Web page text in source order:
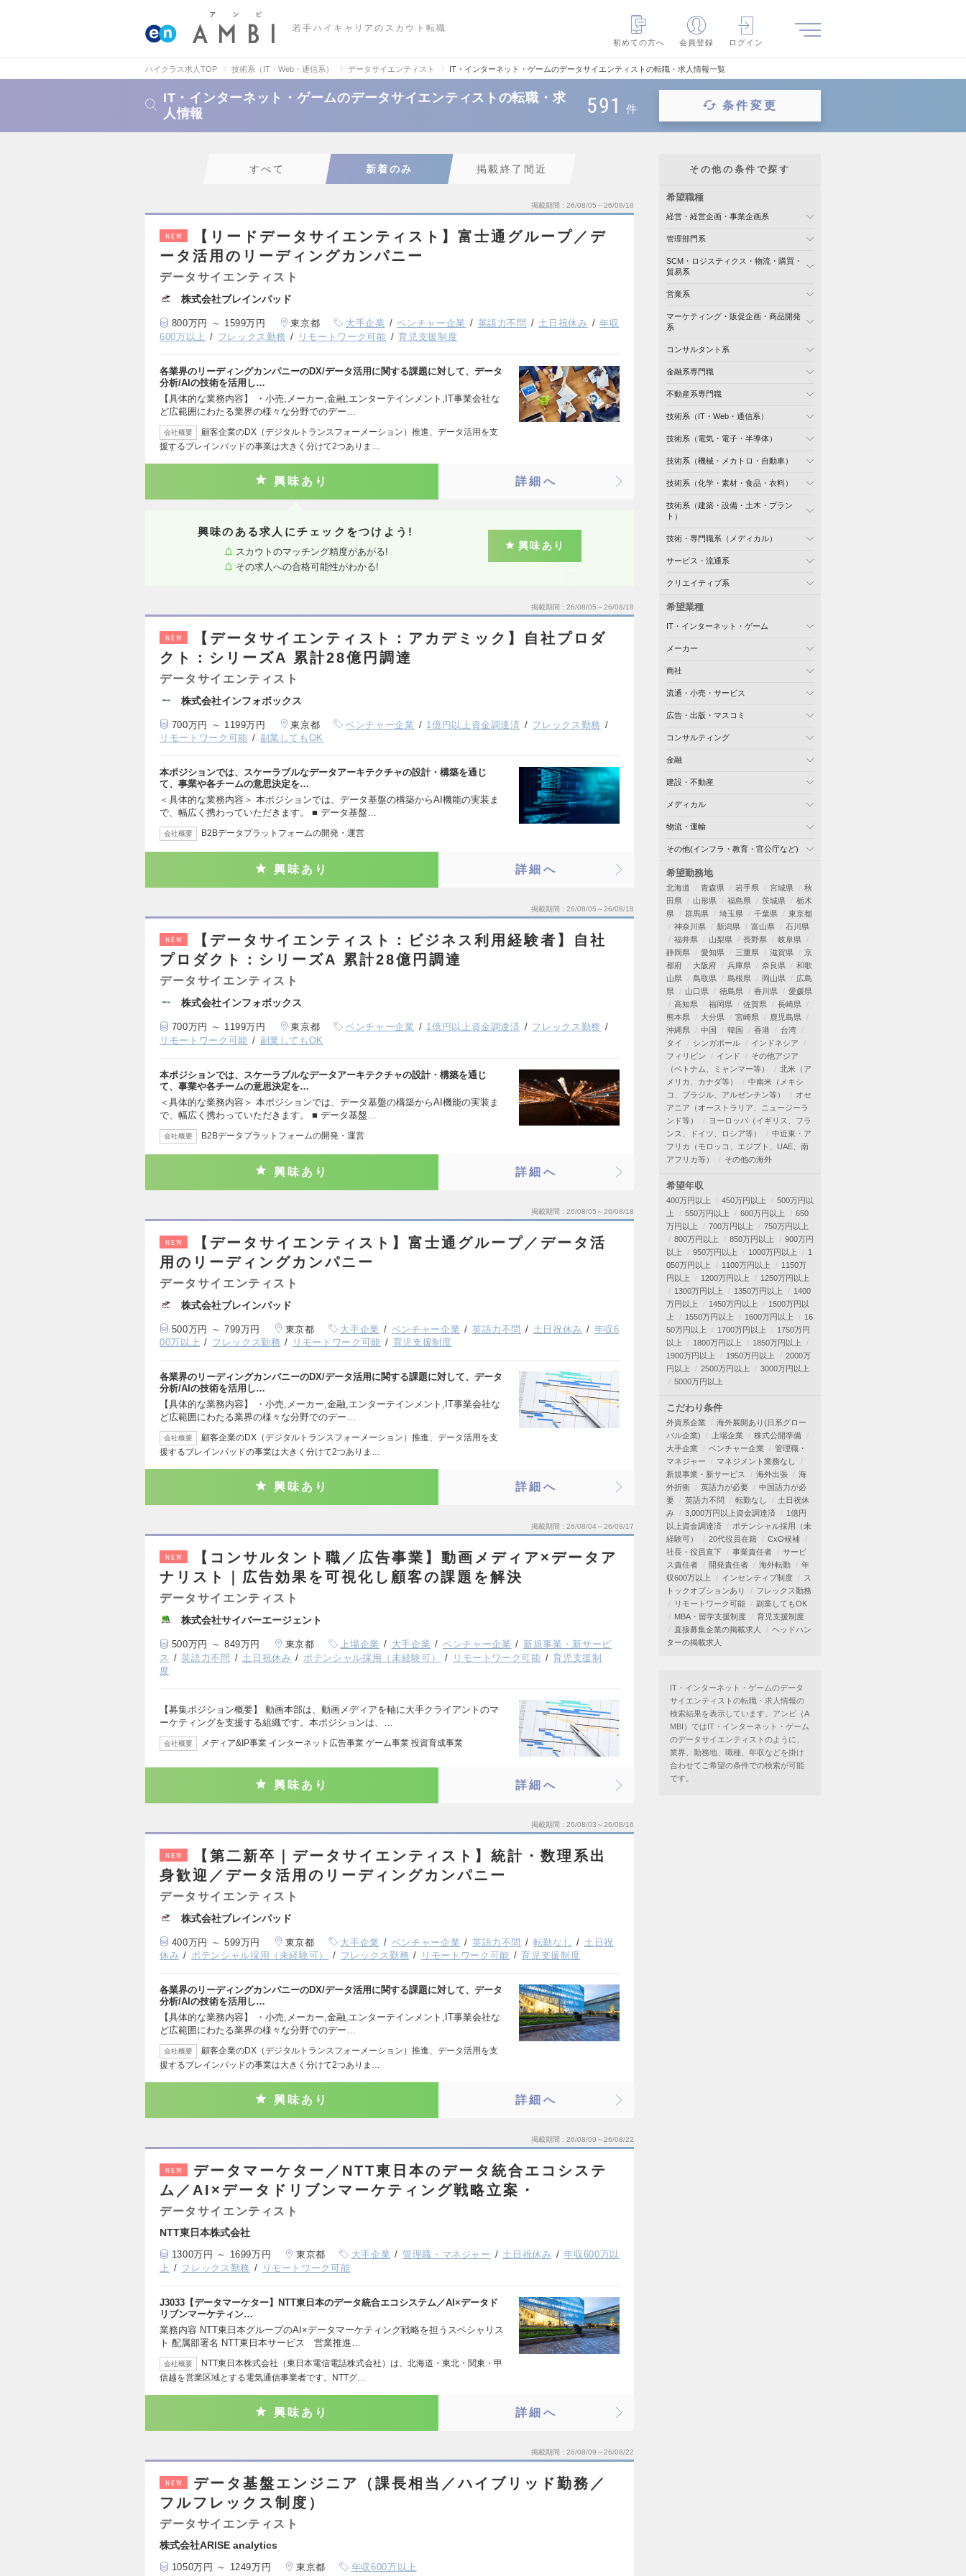
若手ハイキャリアのスカウト転職
初めての方へ
会員登録 ログイン
ハイクラス求人TOP 技術系（IT・Web・通信系） データサイエンティスト IT・インターネット・ゲームのデータサイエンティストの転職・求人情報一覧
IT・インターネット・ゲームのデータサイエンティストの転職・求
人情報
591 件 条件変更
すべて 新着のみ 掲載終了間近
掲載期間 26/08/05～26/08/18
NEW
【リードデータサイエンティスト】富士通グループ／デ
ータ活用のリーディングカンパニー
データサイエンティスト
株式会社ブレインパッド
800万円 ～ 1599万円 東京都 大手企業 ベンチャー企業 英語力不問 土日祝休み
年収
600万以上
フレックス勤務 リモートワーク可能 育児支援制度
各業界のリーディングカンパニーのDX/データ活用に関する課題に対して、データ
分析/AIの技術を活用し…
【具体的な業務内容】 ・小売,メーカー,金融,エンターテインメント,IT事業会社な
ど広範囲にわたる業界の様々な分野でのデー…
会社概要
顧客企業のDX（デジタルトランスフォーメーション）推進、データ活用を支
援するブレインパッドの事業は大きく分けて2つありま…
興味あり 詳細へ
興味のある求人にチェックをつけよう!
スカウトのマッチング精度があがる!
その求人への合格可能性がわかる!
興味あり
掲載期間 26/08/05～26/08/18
NEW
【データサイエンティスト：アカデミック】自社プロダ
クト：シリーズA 累計28億円調達
データサイエンティスト
株式会社インフォボックス
700万円 ～ 1199万円 東京都 ベンチャー企業 1億円以上資金調達済
フレックス勤務
リモートワーク可能
副業してもOK
本ポジションでは、スケーラブルなデータアーキテクチャの設計・構築を通じ
て、事業や各チームの意思決定を…
＜具体的な業務内容＞ 本ポジションでは、データ基盤の構築からAI機能の実装ま
で、幅広く携わっていただきます。 ■ データ基盤…
会社概要 B2Bデータプラットフォームの開発・運営
興味あり 詳細へ
掲載期間 26/08/05～26/08/18
NEW
【データサイエンティスト：ビジネス利用経験者】自社
プロダクト：シリーズA 累計28億円調達
データサイエンティスト
株式会社インフォボックス
700万円 ～ 1199万円 東京都 ベンチャー企業 1億円以上資金調達済
フレックス勤務
リモートワーク可能
副業してもOK
本ポジションでは、スケーラブルなデータアーキテクチャの設計・構築を通じ
て、事業や各チームの意思決定を…
＜具体的な業務内容＞ 本ポジションでは、データ基盤の構築からAI機能の実装ま
で、幅広く携わっていただきます。 ■ データ基盤…
会社概要 B2Bデータプラットフォームの開発・運営
興味あり 詳細へ
掲載期間 26/08/05～26/08/18
NEW
【データサイエンティスト】富士通グループ／データ活
用のリーディングカンパニー
データサイエンティスト
株式会社ブレインパッド
500万円 ～ 799万円 東京都 大手企業 ベンチャー企業 英語力不問 土日祝休み
年収6
00万以上
フレックス勤務 リモートワーク可能 育児支援制度
各業界のリーディングカンパニーのDX/データ活用に関する課題に対して、データ
分析/AIの技術を活用し…
【具体的な業務内容】 ・小売,メーカー,金融,エンターテインメント,IT事業会社な
ど広範囲にわたる業界の様々な分野でのデー…
会社概要
顧客企業のDX（デジタルトランスフォーメーション）推進、データ活用を支
援するブレインパッドの事業は大きく分けて2つありま…
興味あり 詳細へ
掲載期間 26/08/04～26/08/17
NEW
【コンサルタント職／広告事業】動画メディア×データア
ナリスト｜広告効果を可視化し顧客の課題を解決
データサイエンティスト
株式会社サイバーエージェント
500万円 ～ 849万円 東京都 上場企業 大手企業 ベンチャー企業
新規事業・新サービ
ス
英語力不問 土日祝休み ポテンシャル採用（未経験可） リモートワーク可能
育児支援制
度
【募集ポジション概要】 動画本部は、動画メディアを軸に大手クライアントのマ
ーケティングを支援する組織です。本ポジションは、…
会社概要 メディア&IP事業 インターネット広告事業 ゲーム事業 投資育成事業
興味あり 詳細へ
掲載期間 26/08/03～26/08/16
NEW
【第二新卒｜データサイエンティスト】統計・数理系出
身歓迎／データ活用のリーディングカンパニー
データサイエンティスト
株式会社ブレインパッド
400万円 ～ 599万円 東京都 大手企業 ベンチャー企業 英語力不問 転勤なし
土日祝
休み
ポテンシャル採用（未経験可） フレックス勤務 リモートワーク可能 育児支援制度
各業界のリーディングカンパニーのDX/データ活用に関する課題に対して、データ
分析/AIの技術を活用し…
【具体的な業務内容】 ・小売,メーカー,金融,エンターテインメント,IT事業会社な
ど広範囲にわたる業界の様々な分野でのデー…
会社概要
顧客企業のDX（デジタルトランスフォーメーション）推進、データ活用を支
援するブレインパッドの事業は大きく分けて2つありま…
興味あり 詳細へ
掲載期間 26/08/09～26/08/22
NEW
データマーケター／NTT東日本のデータ統合エコシステ
ム／AI×データドリブンマーケティング戦略立案・
データサイエンティスト
NTT東日本株式会社
1300万円 ～ 1699万円 東京都 大手企業 管理職・マネジャー 土日祝休み
年収600万以
上
フレックス勤務 リモートワーク可能
J3033【データマーケター】NTT東日本のデータ統合エコシステム／AI×データド
リブンマーケティン…
業務内容 NTT東日本グループのAI×データマーケティング戦略を担うスペシャリス
ト 配属部署名 NTT東日本サービス 営業推進…
会社概要
NTT東日本株式会社（東日本電信電話株式会社）は、北海道・東北・関東・甲
信越を営業区域とする電気通信事業者です。NTTグ…
興味あり 詳細へ
掲載期間 26/08/09～26/08/22
NEW
データ基盤エンジニア（課長相当／ハイブリッド勤務／
フルフレックス制度）
データサイエンティスト
株式会社ARISE analytics
1050万円 ～ 1249万円 東京都 年収600万以上
その他の条件で探す
希望職種
経営・経営企画・事業企画系
管理部門系
SCM・ロジスティクス・物流・購買・
貿易系
営業系
マーケティング・販促企画・商品開発
系
コンサルタント系
金融系専門職
不動産系専門職
技術系（IT・Web・通信系）
技術系（電気・電子・半導体）
技術系（機械・メカトロ・自動車）
技術系（化学・素材・食品・衣料）
技術系（建築・設備・土木・プラン
ト）
技術・専門職系（メディカル）
サービス・流通系
クリエイティブ系
希望業種
IT・インターネット・ゲーム
メーカー
商社
流通・小売・サービス
広告・出版・マスコミ
コンサルティング
金融
建設・不動産
メディカル
物流・運輸
その他(インフラ・教育・官公庁など)
希望勤務地
北海道 青森県 岩手県 宮城県
秋
田県
山形県 福島県 茨城県
栃木
県
群馬県 埼玉県 千葉県
東京都
神奈川県
新潟県 富山県
石川県
福井県
山梨県 長野県
岐阜県
静岡県
愛知県 三重県 滋賀県
京
都府
大阪府 兵庫県 奈良県
和歌
山県
鳥取県 島根県 岡山県
広島
県
山口県 徳島県 香川県
愛媛県
高知県
福岡県 佐賀県
長崎県
熊本県
大分県 宮崎県
鹿児島県
沖縄県
中国 韓国 香港
台湾
タイ
シンガポール
インドネシア
フィリピン
インド
その他アジア
（ベトナム、ミャンマー等）
北米（ア
メリカ、カナダ等）
中南米（メキシ
コ、ブラジル、アルゼンチン等）
オセ
アニア（オーストラリア、ニュージーラ
ンド等）
ヨーロッパ（イギリス、フラ
ンス、ドイツ、ロシア等）
中近東・ア
フリカ（モロッコ、エジプト、UAE、南
アフリカ等）
その他の海外
希望年収
400万円以上 450万円以上
500万円以
上
550万円以上 600万円以上
650
万円以上
700万円以上
750万円以上
800万円以上
850万円以上
900万円
以上
950万円以上 1000万円以上
1
050万円以上
1100万円以上
1150万
円以上
1200万円以上
1250万円以上
1300万円以上
1350万円以上
1400
万円以上
1450万円以上
1500万円以
上
1550万円以上 1600万円以上
16
50万円以上
1700万円以上
1750万円
以上
1800万円以上
1850万円以上
1900万円以上
1950万円以上
2000万
円以上
2500万円以上
3000万円以上
5000万円以上
こだわり条件
外資系企業
海外展開あり(日系グロー
バル企業)
上場企業
株式公開準備
大手企業
ベンチャー企業
管理職・
マネジャー
マネジメント業務なし
新規事業・新サービス
海外出張
海
外折衝
英語力が必要
中国語力が必
要
英語力不問 転勤なし
土日祝休
み
3,000万円以上資金調達済
1億円
以上資金調達済
ポテンシャル採用（未
経験可）
20代役員在籍
CxO候補
社長・役員直下
事業責任者
サービ
ス責任者
開発責任者 海外転勤
年
収600万以上
インセンティブ制度
ス
トックオプションあり
フレックス勤務
リモートワーク可能
副業してもOK
MBA・留学支援制度
育児支援制度
直接募集企業の掲載求人
ヘッドハン
ターの掲載求人
IT・インターネット・ゲームのデータ
サイエンティストの転職・求人情報の
検索結果を表示しています。アンビ（A
MBI）ではIT・インターネット・ゲーム
のデータサイエンティストのように、
業界、勤務地、職種、年収などを掛け
合わせてご希望の条件での検索が可能
です。